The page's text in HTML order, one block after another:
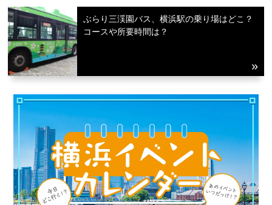
ぶらり三渓園バス、横浜駅の乗り場はどこ？
コースや所要時間は？